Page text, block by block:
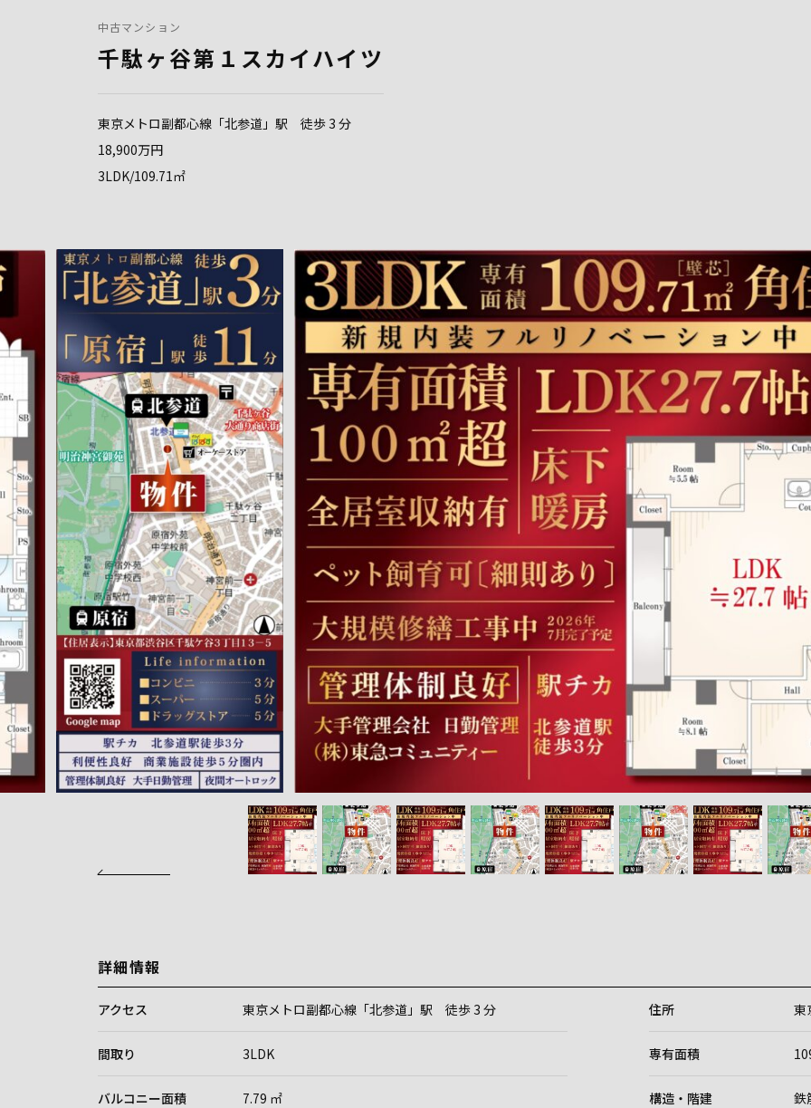
中古マンション
千駄ヶ谷第１スカイハイツ
東京メトロ副都心線「北参道」駅 徒歩 3 分
18,900万円
3LDK/109.71㎡
詳細情報
アクセス 東京メトロ副都心線「北参道」駅 徒歩 3 分 住所 東
間取り 3LDK 専有面積
バルコニー面積 7.79 ㎡ 構造・階建 鉄